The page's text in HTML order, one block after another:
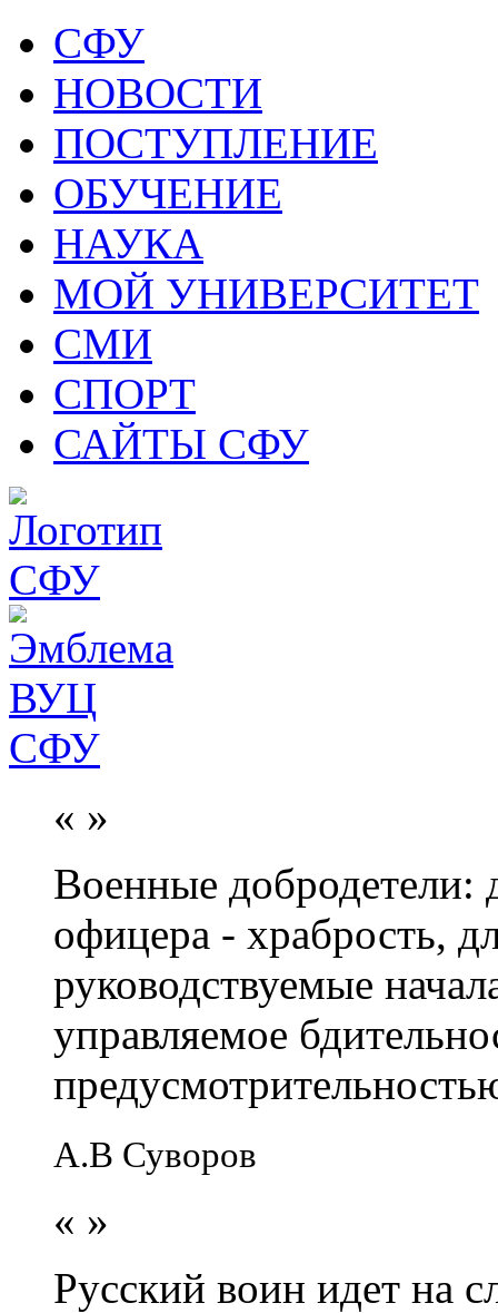
СФУ
НОВОСТИ
ПОСТУПЛЕНИЕ
ОБУЧЕНИЕ
НАУКА
МОЙ УНИВЕРСИТЕТ
СМИ
СПОРТ
САЙТЫ СФУ
« »
Военные добродетели:
офицера - храбрость,
руководствуемые
управляемое
А.В Суворов
« »
Русский воин идет на